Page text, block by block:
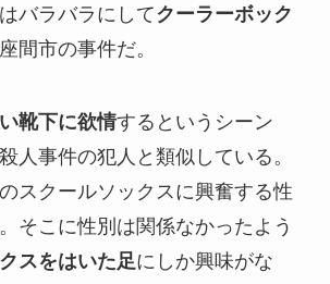
バラバラにしてクーラーボック
間市の事件だ。
靴下に欲情するというシーン
人事件の犯人と類似している。
スクールソックスに興奮する性
そこに性別は関係なかったよう
スをはいた足にしか興味がな